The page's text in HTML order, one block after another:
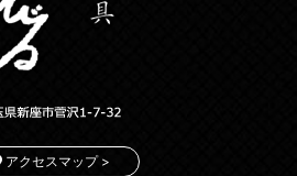
アクセスマップ >